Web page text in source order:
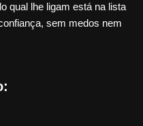
qual lhe ligam está na lista
sem medos nem